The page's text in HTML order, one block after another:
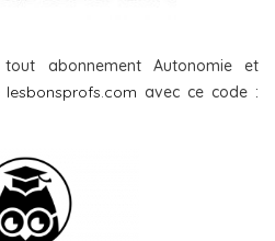
abonnement Autonomie et
lesbonsprofs.com avec ce code :